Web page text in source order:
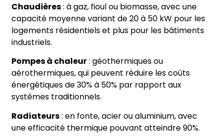
Chaudières: à gaz, fioul ou biomasse, avec une
capacité moyenne variant de 20 à 50 kW pour les
logements résidentiels et plus pour les bâtiments
industriels.
Pompes à chaleur: géothermiques ou
aérothermiques, qui peuvent réduire les coûts
énergétiques de 30% à 50% par rapport aux
systèmes traditionnels.
Radiateurs: en fonte, acier ou aluminium, avec
une efficacité thermique pouvant atteindre 90%.